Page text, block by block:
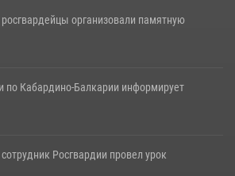
организовали памятную
по Кабардино-Балкарии информирует
Росгвардии провел урок